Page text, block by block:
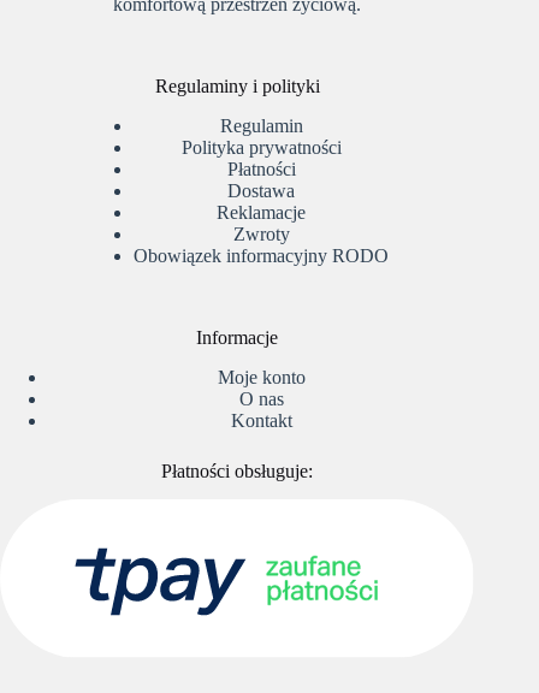
komfortową przestrzeń życiową.
Regulaminy i polityki
Regulamin
Polityka prywatności
Płatności
Dostawa
Reklamacje
Zwroty
Obowiązek informacyjny RODO
Informacje
Moje konto
O nas
Kontakt
Płatności obsługuje: